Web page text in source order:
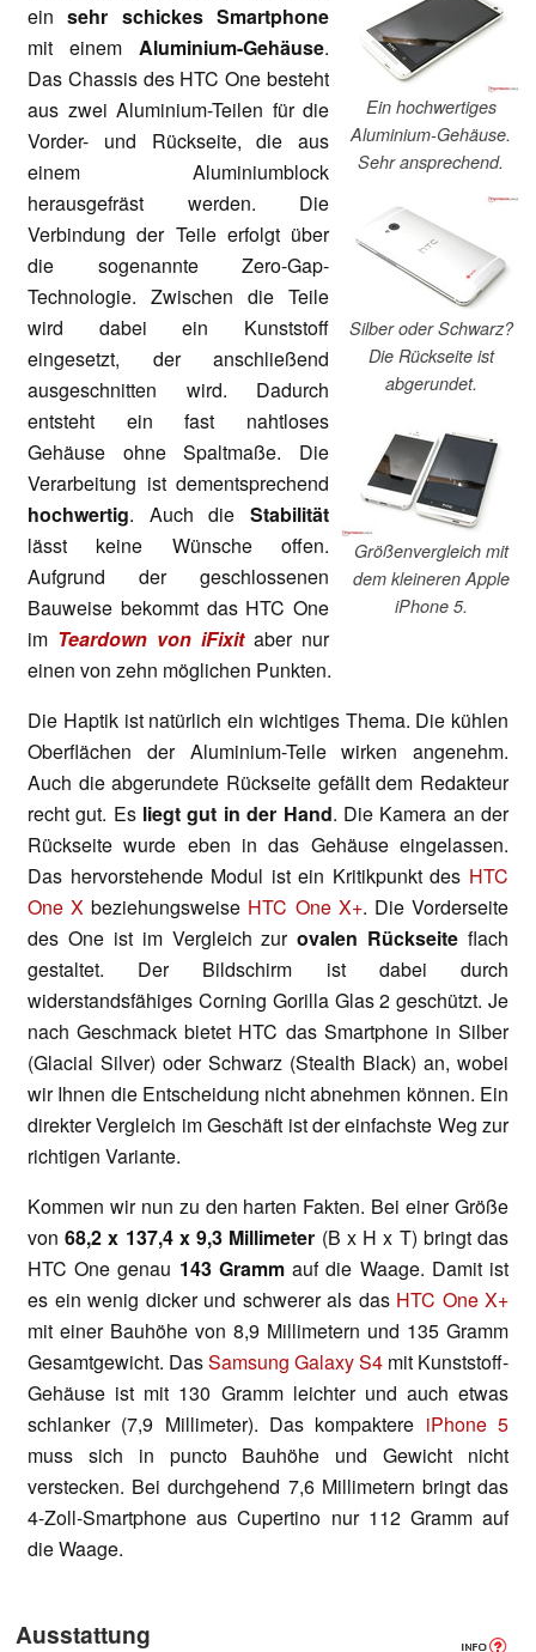
Ein hochwertiges
Aluminium-Gehäuse.
Sehr ansprechend.
Silber oder Schwarz?
Die Rückseite ist
abgerundet.
Größenvergleich mit
dem kleineren Apple
iPhone 5.
einsehr schickes Smartphone
mit einem Aluminium-Gehäuse.
Das Chassis des HTC One besteht
aus zwei Aluminium-Teilen für die
Vorder- und Rückseite, die aus
einem Aluminiumblock
herausgefräst werden. Die
Verbindung der Teile erfolgt über
die sogenannte Zero-Gap-
Technologie. Zwischen die Teile
wird dabei ein Kunststoff
eingesetzt, der anschließend
ausgeschnitten wird. Dadurch
entsteht ein fast nahtloses
Gehäuse ohne Spaltmaße. Die
Verarbeitung ist dementsprechend
hochwertig. Auch die Stabilität
lässt keine Wünsche offen.
Aufgrund der geschlossenen
Bauweise bekommt das HTC One
im Teardown von iFixitaber nur
einen von zehn möglichen Punkten.
Die Haptik ist natürlich ein wichtiges Thema. Die kühlen
Oberflächen der Aluminium-Teile wirken angenehm.
Auch die abgerundete Rückseite gefällt dem Redakteur
recht gut. Es liegt gut in der Hand. Die Kamera an der
Rückseite wurde eben in das Gehäuse eingelassen.
Das hervorstehende Modul ist ein Kritikpunkt des HTC
One X beziehungsweise HTC One X+. Die Vorderseite
des One ist im Vergleich zurovalen Rückseite flach
gestaltet. Der Bildschirm ist dabei durch
widerstandsfähiges Corning Gorilla Glas 2 geschützt. Je
nach Geschmack bietet HTC das Smartphone in Silber
(Glacial Silver) oder Schwarz (Stealth Black) an, wobei
wir Ihnen die Entscheidung nicht abnehmen können. Ein
direkter Vergleich im Geschäft ist der einfachste Weg zur
richtigen Variante.
Kommen wir nun zu den harten Fakten. Bei einer Größe
von68,2 x 137,4 x 9,3 Millimeter (B x H x T) bringt das
HTC One genau 143 Grammauf die Waage. Damit ist
es ein wenig dicker und schwerer als das HTC One X+
mit einer Bauhöhe von 8,9 Millimetern und 135 Gramm
Gesamtgewicht. DasSamsung Galaxy S4 mit Kunststoff-
Gehäuse ist mit 130 Gramm leichter und auch etwas
schlanker (7,9 Millimeter). Das kompaktere iPhone 5
muss sich in puncto Bauhöhe und Gewicht nicht
verstecken. Bei durchgehend 7,6 Millimetern bringt das
4-Zoll-Smartphone aus Cupertino nur 112 Gramm auf
die Waage.
Ausstattung